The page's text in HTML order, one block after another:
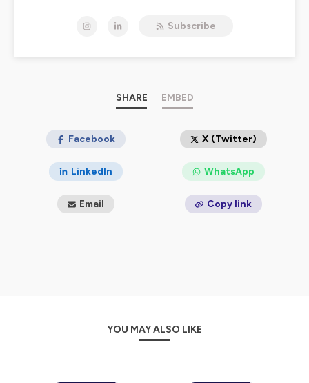
Subscribe
SHARE EMBED
Facebook X (Twitter)
LinkedIn WhatsApp
Email Copy link
YOU MAY ALSO LIKE